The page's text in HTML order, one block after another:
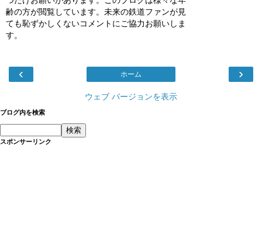
齢の方が閲覧しています。未来の鉄道ファンが見
ても恥ずかしくないコメントにご協力お願いしま
す。
‹ ›
ホーム
ウェブ バージョンを表示
ブログ内を検索
スポンサーリンク